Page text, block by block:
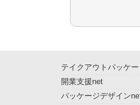
テイクアウトパッケ
開業支援net
パッケージデザイン